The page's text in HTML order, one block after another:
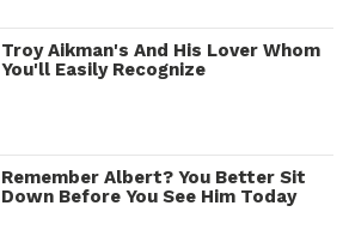
Troy Aikman's And His Lover Whom
You'll Easily Recognize
Remember Albert? You Better Sit
Down Before You See Him Today